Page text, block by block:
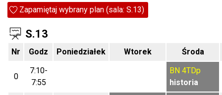
Zapamiętaj wybrany plan (sala: S.13)
S.13
Nr Godz Poniedziałek Wtorek Środa
0
7:10-
7:55
BN 4TDp
historia